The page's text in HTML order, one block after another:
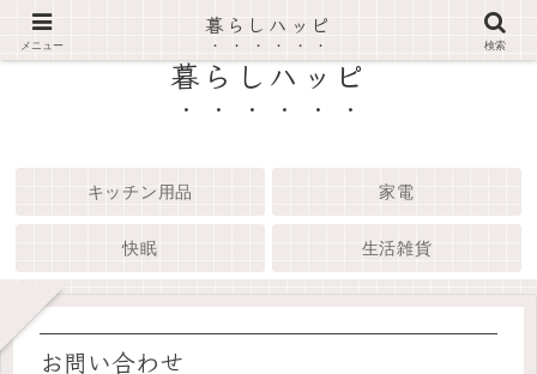
暮らしハッピ
キッチン用品 家電
快眠 生活雑貨
お問い合わせ
メニュー
暮らしハッピ
検索